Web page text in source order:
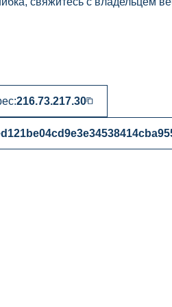
216.73.217.30